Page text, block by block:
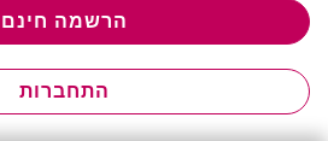
הרשמה חינם
התחברות